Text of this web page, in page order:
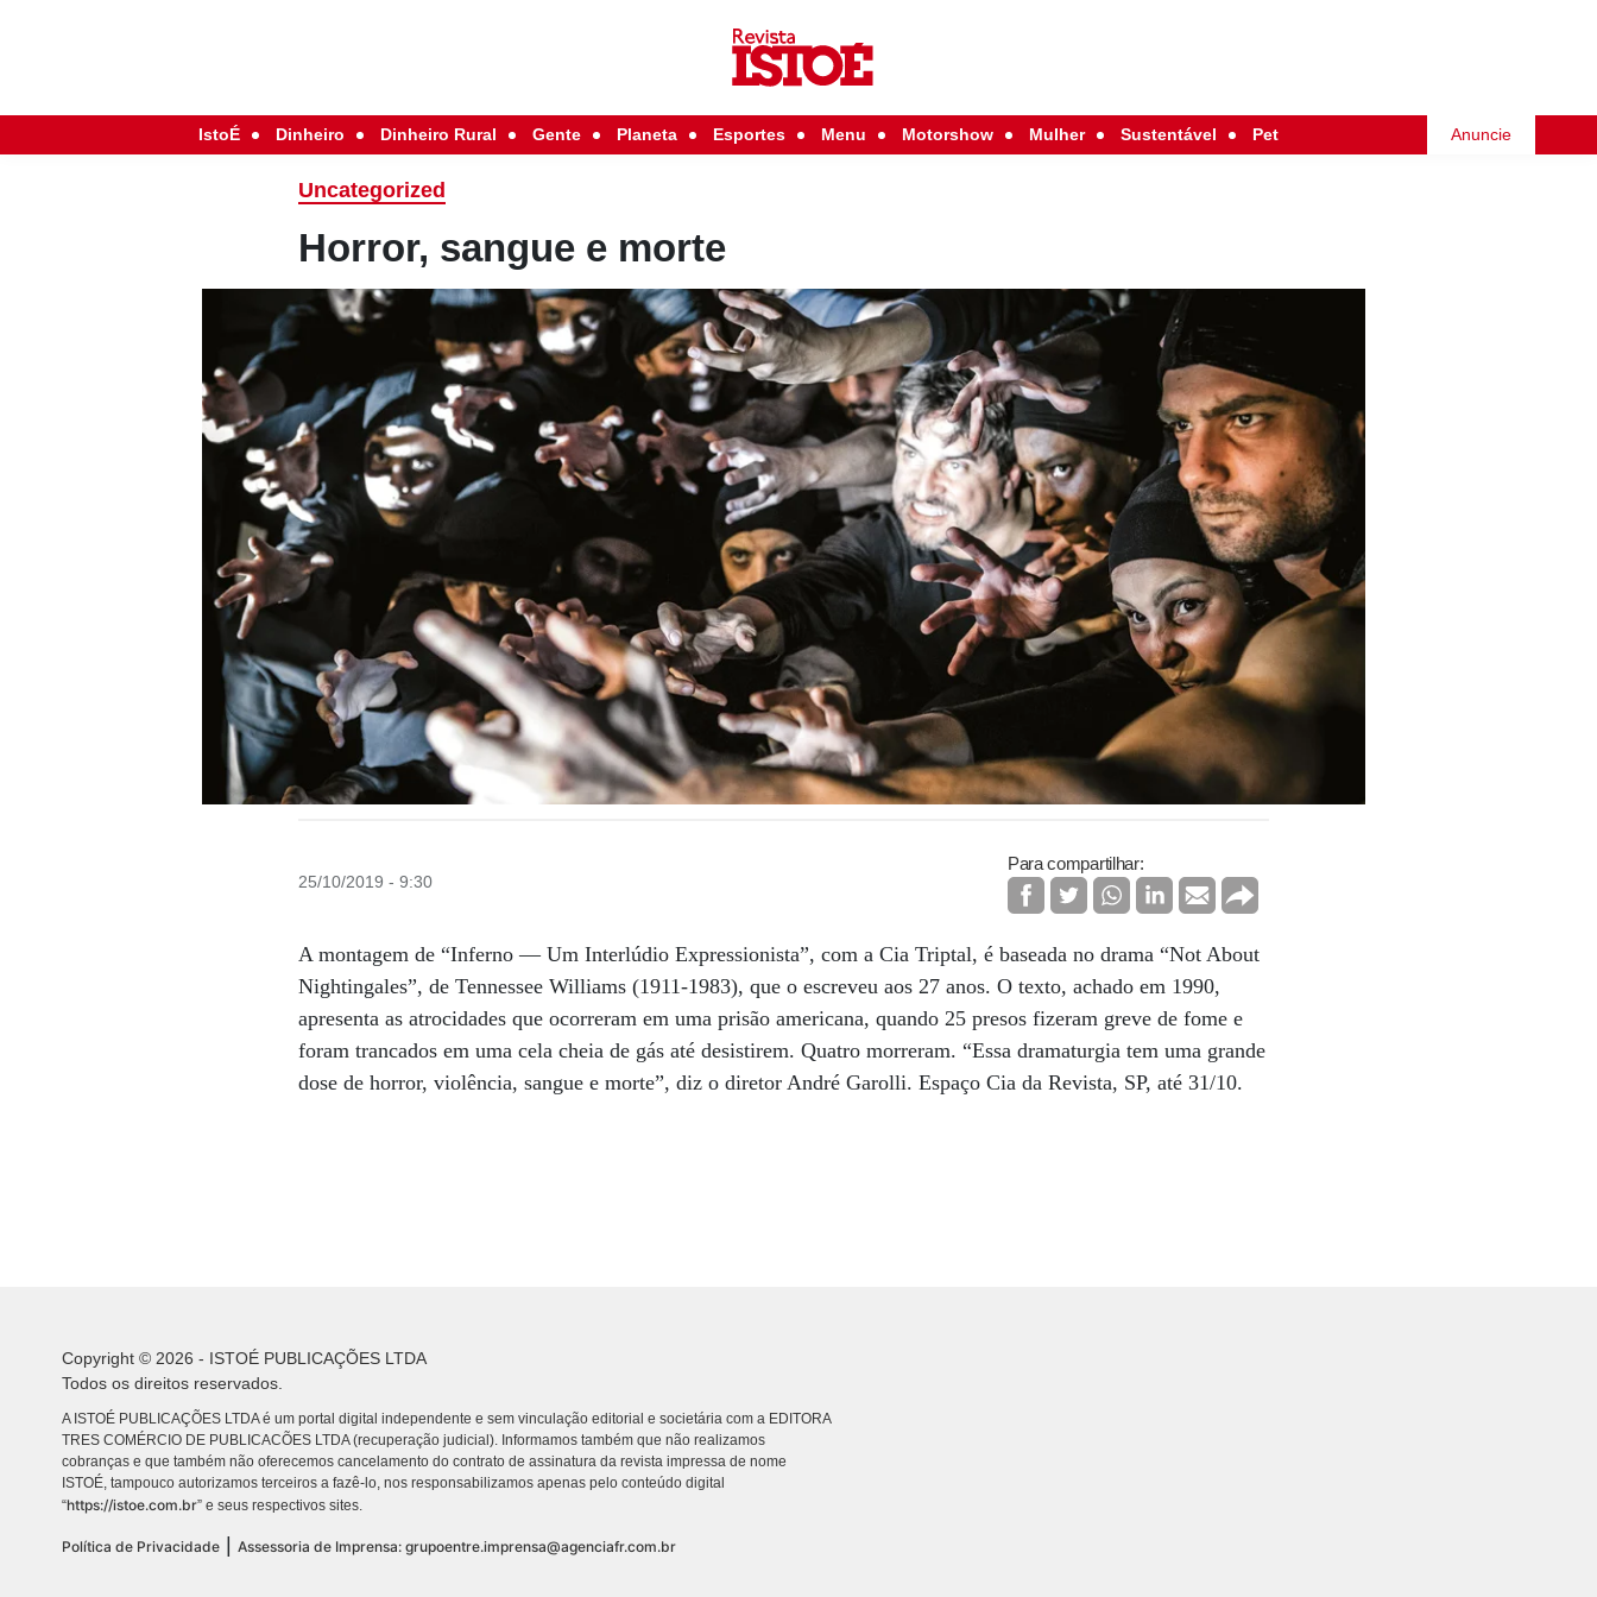
IstoÉ Dinheiro Dinheiro Rural Gente Planeta Esportes Menu Motorshow Mulher Sustentável Pet Anuncie
Uncategorized
Horror, sangue e morte
25/10/2019 - 9:30
Para compartilhar:
A montagem de “Inferno — Um Interlúdio Expressionista”, com a Cia Triptal, é baseada no drama “Not About
Nightingales”, de Tennessee Williams (1911-1983), que o escreveu aos 27 anos. O texto, achado em 1990,
apresenta as atrocidades que ocorreram em uma prisão americana, quando 25 presos fizeram greve de fome e
foram trancados em uma cela cheia de gás até desistirem. Quatro morreram. “Essa dramaturgia tem uma grande
dose de horror, violência, sangue e morte”, diz o diretor André Garolli. Espaço Cia da Revista, SP, até 31/10.
Copyright © 2026 - ISTOÉ PUBLICAÇÕES LTDA
Todos os direitos reservados.
A ISTOÉ PUBLICAÇÕES LTDA é um portal digital independente e sem vinculação editorial e societária com a EDITORA
TRES COMÉRCIO DE PUBLICACÕES LTDA (recuperação judicial). Informamos também que não realizamos
cobranças e que também não oferecemos cancelamento do contrato de assinatura da revista impressa de nome
ISTOÉ, tampouco autorizamos terceiros a fazê-lo, nos responsabilizamos apenas pelo conteúdo digital
“https://istoe.com.br” e seus respectivos sites.
Política de Privacidade Assessoria de Imprensa: grupoentre.imprensa@agenciafr.com.br